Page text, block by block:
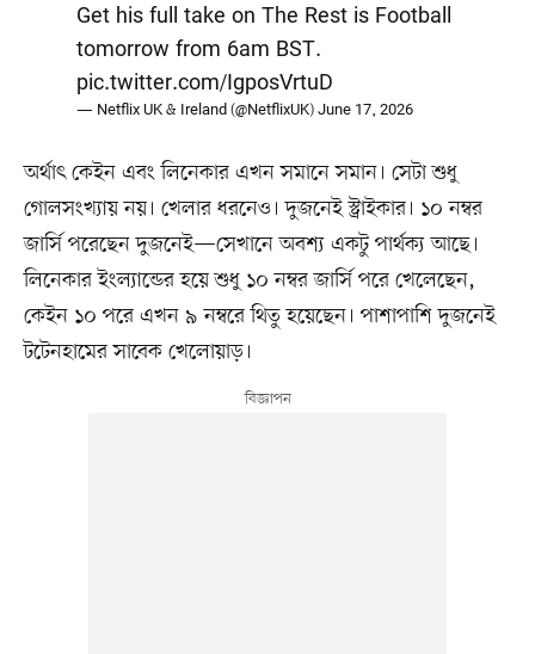
Get his full take on The Rest is Football
tomorrow from 6am BST.
pic.twitter.com/IgposVrtuD
— Netflix UK & Ireland (@NetflixUK)June 17, 2026
অর্থাৎ কেইন এবং লিনেকার এখন সমানে সমান। সেটা শুধু
গোলসংখ্যায় নয়। খেলার ধরনেও। দুজনেই স্ট্রাইকার। ১০ নম্বর
জার্সি পরেছেন দুজনেই—সেখানে অবশ্য একটু পার্থক্য আছে।
লিনেকার ইংল্যান্ডের হয়ে শুধু ১০ নম্বর জার্সি পরে খেলেছেন,
কেইন ১০ পরে এখন ৯ নম্বরে থিতু হয়েছেন। পাশাপাশি দুজনেই
টটেনহামের সাবেক খেলোয়াড়।